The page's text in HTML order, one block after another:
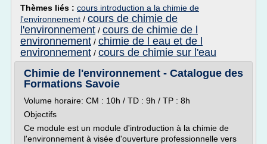
Thèmes liés : cours introduction a la chimie de
l'environnement / cours de chimie de
l'environnement / cours de chimie de l
environnement / chimie de l eau et de l
environnement / cours de chimie sur l'eau
Chimie de l'environnement - Catalogue des
Formations Savoie
Volume horaire: CM : 10h / TD : 9h / TP : 8h
Objectifs
Ce module est un module d'introduction à la chimie de
l'environnement à visée d'ouverture professionnelle vers